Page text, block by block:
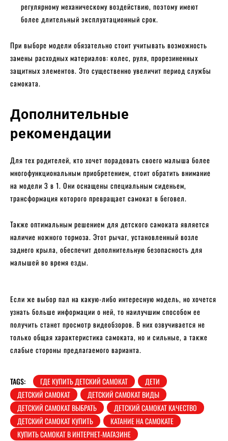
регулярному механическому воздействию, поэтому имеют
более длительный эксплуатационный срок.
При выборе модели обязательно стоит учитывать возможность
замены расходных материалов: колес, руля, прорезиненных
защитных элементов. Это существенно увеличит период службы
самоката.
Дополнительные
рекомендации
Для тех родителей, кто хочет порадовать своего малыша более
многофункциональным приобретением, стоит обратить внимание
на модели 3 в 1. Они оснащены специальным сиденьем,
трансформация которого превращает самокат в беговел.
Также оптимальным решением для детского самоката является
наличие ножного тормоза. Этот рычаг, установленный возле
заднего крыла, обеспечит дополнительную безопасность для
малышей во время езды.
Если же выбор пал на какую-либо интересную модель, но хочется
узнать больше информации о ней, то наилучшим способом ее
получить станет просмотр видеобзоров. В них озвучивается не
только общая характеристика самоката, но и сильные, а также
слабые стороны предлагаемого варианта.
TAGS: ГДЕ КУПИТЬ ДЕТСКИЙ САМОКАТ
ДЕТИ
ДЕТСКИЙ САМОКАТ
ДЕТСКИЙ САМОКАТ ВИДЫ
ДЕТСКИЙ САМОКАТ ВЫБРАТЬ
ДЕТСКИЙ САМОКАТ КАЧЕСТВО
ДЕТСКИЙ САМОКАТ КУПИТЬ
КАТАНИЕ НА САМОКАТЕ
КУПИТЬ САМОКАТ В ИНТЕРНЕТ-МАГАЗИНЕ